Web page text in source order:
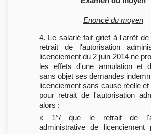
Enoncé du moyen
4. Le salarié fait grief à l'arrêt
retrait de l'autorisation
licenciement du 2 juin 2014 ne
les effets d'une annulation et
sans objet ses demandes
licenciement sans cause réelle
pour retrait de l'autorisation
alors :
« 1°/ que le retrait de
administrative de licenciement